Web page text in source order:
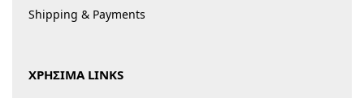
Shipping & Payments
ΧΡΗΣΙΜΑ LINKS